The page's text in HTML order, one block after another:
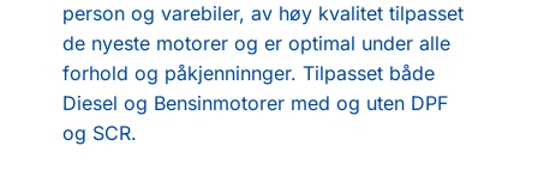
person og varebiler, av høy kvalitet tilpasset
de nyeste motorer og er optimal under alle
forhold og påkjenninnger. Tilpasset både
Diesel og Bensinmotorer med og uten DPF
og SCR.